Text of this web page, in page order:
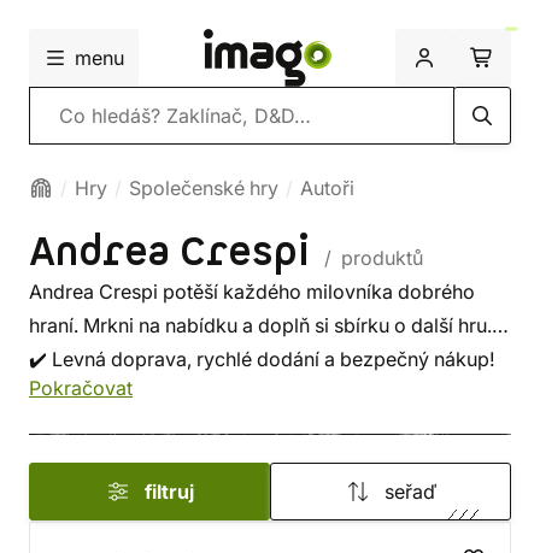
menu
Vyhledávání
Hry Společenské hry Autoři
Andrea Crespi
/ produktů
Andrea Crespi potěší každého milovníka dobrého
hraní. Mrkni na nabídku a doplň si sbírku o další hru.
✔️ Levná doprava, rychlé dodání a bezpečný nákup!
Pokračovat
filtruj seřaď